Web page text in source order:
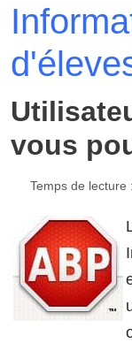
vous
Temps de lecture